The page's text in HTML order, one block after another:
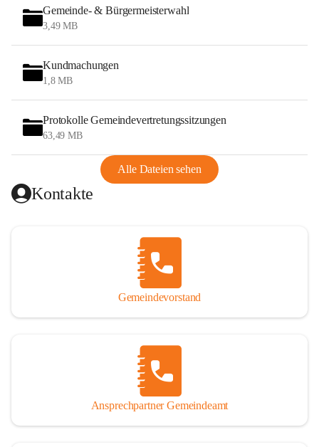
Gemeinde- & Bürgermeisterwahl
3,49 MB
Kundmachungen
1,8 MB
Protokolle Gemeindevertretungssitzungen
63,49 MB
Alle Dateien sehen
Kontakte
Gemeindevorstand
Ansprechpartner Gemeindeamt